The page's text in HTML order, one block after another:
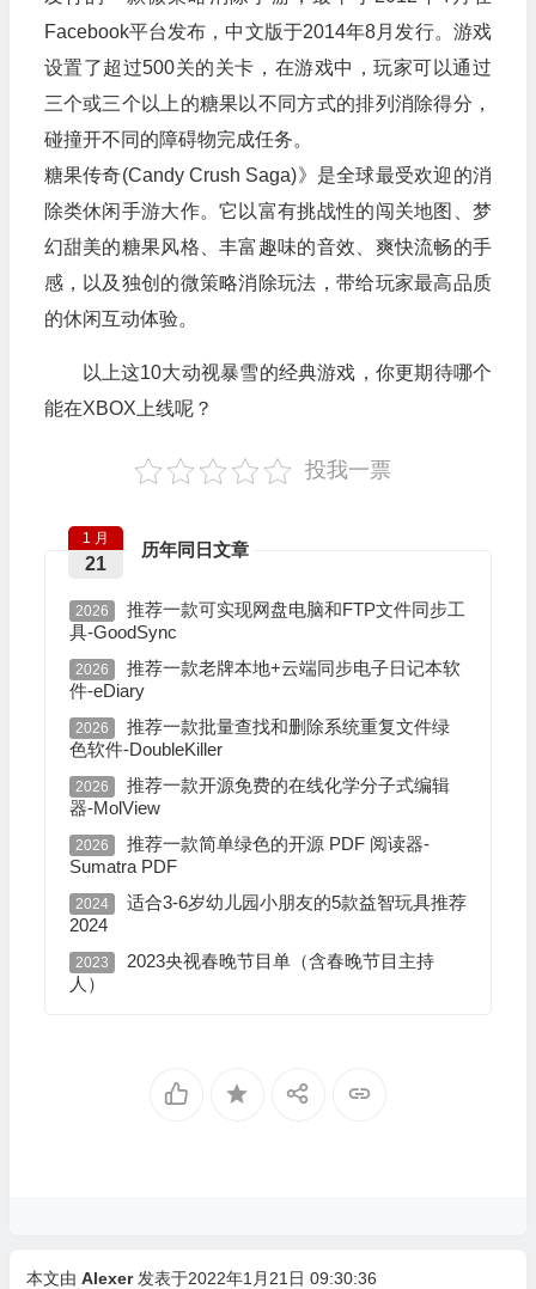
Facebook平台发布，中文版于2014年8月发行。游戏
设置了超过500关的关卡，在游戏中，玩家可以通过
三个或三个以上的糖果以不同方式的排列消除得分，
碰撞开不同的障碍物完成任务。
糖果传奇(Candy Crush Saga)》是全球最受欢迎的消
除类休闲手游大作。它以富有挑战性的闯关地图、梦
幻甜美的糖果风格、丰富趣味的音效、爽快流畅的手
感，以及独创的微策略消除玩法，带给玩家最高品质
的休闲互动体验。
以上这10大动视暴雪的经典游戏，你更期待哪个
能在XBOX上线呢？
投我一票
历年同日文章
1 月
21
2026
推荐一款可实现网盘电脑和FTP文件同步工
具-GoodSync
2026
推荐一款老牌本地+云端同步电子日记本软
件-eDiary
2026
推荐一款批量查找和删除系统重复文件绿
色软件-DoubleKiller
2026
推荐一款开源免费的在线化学分子式编辑
器-MolView
2026
推荐一款简单绿色的开源 PDF 阅读器-
Sumatra PDF
2024
适合3-6岁幼儿园小朋友的5款益智玩具推荐
2024
2023
2023央视春晚节目单（含春晚节目主持
人）
本文由 Alexer 发表于2022年1月21日 09:30:36